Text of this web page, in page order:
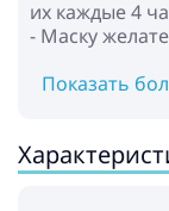
их каждые 4
- Маску
Показать